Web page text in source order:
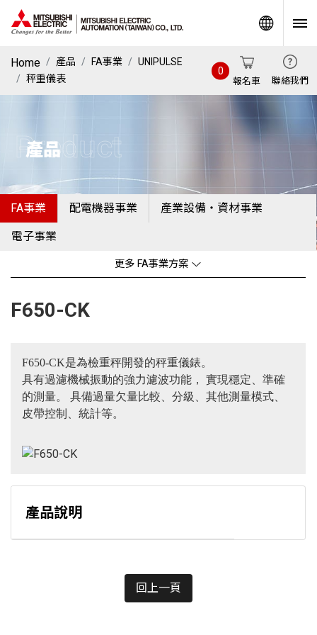
Home 產品 FA事業
UNIPULSE
秤重儀表
報名車
0
聯絡我們
產品
Product
FA事業 配電機器事業 產業設備・資材事業
電子事業
更多 FA事業方案
F650-CK
F650-CK是為檢重秤開發的秤重儀錶。
具有過濾機械振動的強力濾波功能， 實現穩定、準確
的測量。 具備過量欠量比較、分級、其他測量模式、
皮帶控制、統計等。
產品說明
回上一頁